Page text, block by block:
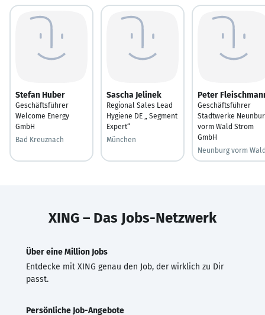
Stefan Huber
Geschäftsführer
Welcome Energy
GmbH
Bad Kreuznach
Sascha Jelinek
Regional Sales Lead
Hygiene DE „ Segment
Expert“
München
Peter
Geschäftsführer
Stadtwerke
vorm Wald Strom
GmbH
Neunburg vorm
XING – Das Jobs-Netzwerk
Über eine Million Jobs
Entdecke mit XING genau den Job, der wirklich zu Dir
passt.
Persönliche Job-Angebote